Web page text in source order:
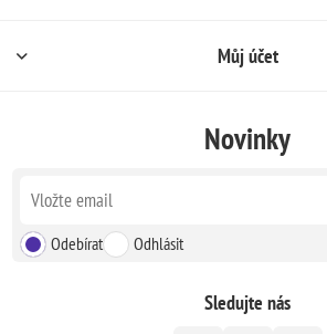
Můj účet
Novinky
Odebírat Odhlásit
Sledujte nás